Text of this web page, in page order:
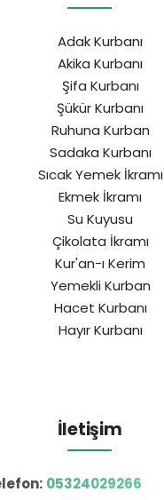
Adak Kurbanı
Akika Kurbanı
Şifa Kurbanı
Şükür Kurbanı
Ruhuna Kurban
Sadaka Kurbanı
Sıcak Yemek İkramı
Ekmek İkramı
Su Kuyusu
Çikolata İkramı
Kur'an-ı Kerim
Yemekli Kurban
Hacet Kurbanı
Hayır Kurbanı
İletişim
05324029266